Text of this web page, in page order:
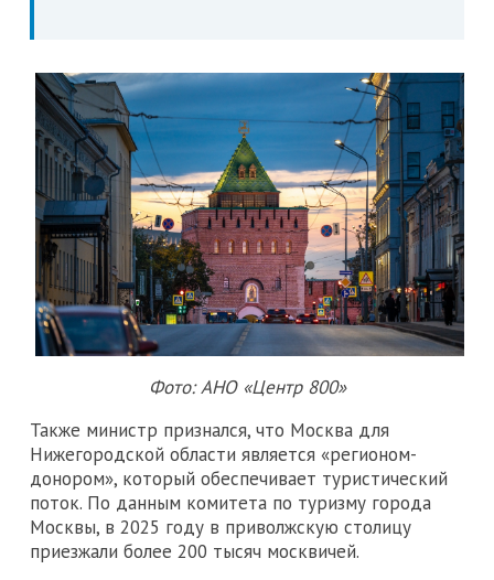
Фото: АНО «Центр 800»
Также министр признался, что Москва для
Нижегородской области является «регионом-
донором», который обеспечивает туристический
поток. По данным комитета по туризму города
Москвы, в 2025 году в приволжскую столицу
приезжали более 200 тысяч москвичей.